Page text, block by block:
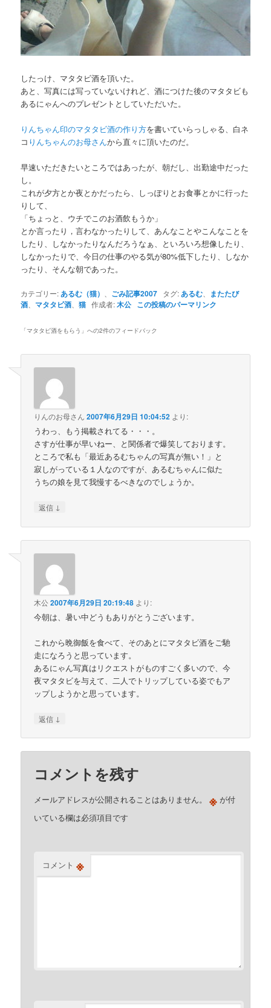
したっけ、マタタビ酒を頂いた。
あと、写真には写っていないけれど、酒につけた後のマタタビも
あるにゃんへのプレゼントとしていただいた。
りんちゃん印のマタタビ酒の作り方を書いていらっしゃる、白ネ
コ りんちゃんのお母さんから直々に頂いたのだ。
早速いただきたいところではあったが、朝だし、出勤途中だった
し。
これが夕方とか夜とかだったら、しっぽりとお食事とかに行った
りして、
「ちょっと、ウチでこのお酒飲もうか」
とか言ったり，言わなかったりして、あんなことやこんなことを
したり、しなかったりなんだろうなぁ、といろいろ想像したり、
しなかったりで、今日の仕事のやる気が80%低下したり、しなか
ったり、そんな朝であった。
カテゴリー:あるむ（猫） ごみ記事2007 タグ:あるむ
またたび
酒
マタタビ酒 、猫 作成者:木公 この投稿のパーマリンク
「マタタビ酒をもらう 」への2件のフィードバック
りんのお母さん 2007年6月29日 10:04:52 より:
うわっ、もう掲載されてる・・・。
さすが仕事が早いねー、と関係者で爆笑しております。
ところで私も「最近あるむちゃんの写真が無い！」と
寂しがっている１人なのですが、あるむちゃんに似た
うちの娘を見て我慢するべきなのでしょうか。
返信 ↓
木公2007年6月29日 20:19:48 より:
今朝は、暑い中どうもありがとうございます。
これから晩御飯を食べて、そのあとにマタタビ酒をご馳
走になろうと思っています。
あるにゃん写真はリクエストがものすごく多いので、今
夜マタタビを与えて、二人でトリップしている姿でもア
ップしようかと思っています。
返信 ↓
コメントを残す
メールアドレスが公開されることはありません。 ※ が付
いている欄は必須項目です
コメント ※